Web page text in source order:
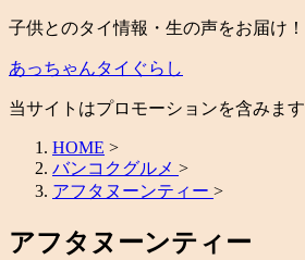
子供とのタイ情報・生の声をお届け！
あっちゃんタイぐらし
当サイトはプロモーションを含みます
HOME >
バンコクグルメ >
アフタヌーンティー >
アフタヌーンティー